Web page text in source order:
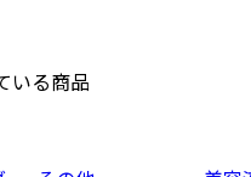
いる商品